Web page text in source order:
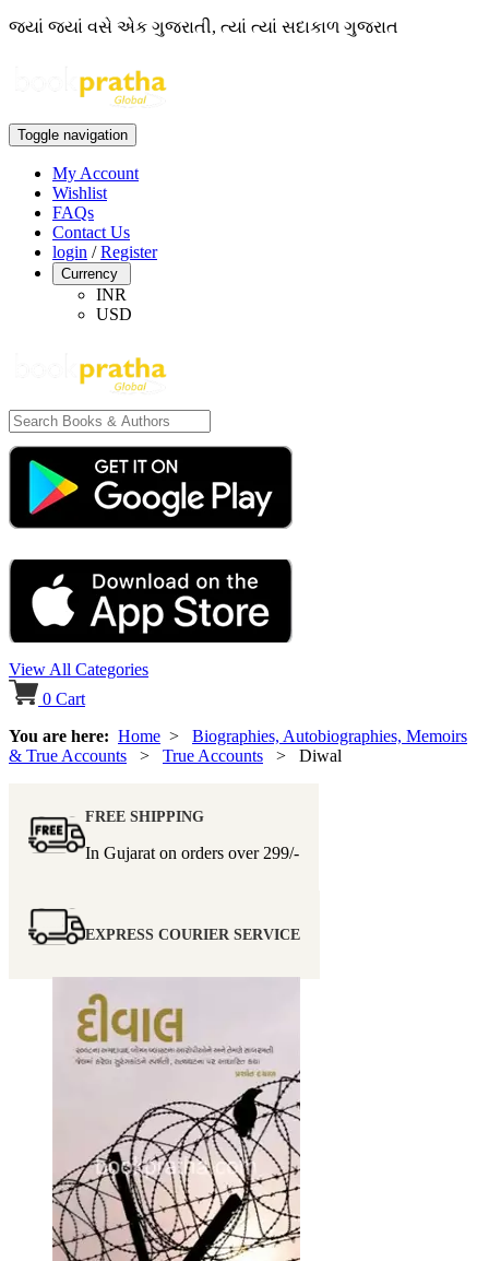
જ્યાં જ્યાં વસે એક ગુજરાતી, ત્યાં ત્યાં સદાકાળ ગુજરાત
Toggle navigation
My Account
Wishlist
FAQs
Contact Us
login /Register
Currency
INR
USD
View All Categories
0 Cart
You are here: Home > Biographies, Autobiographies, Memoirs
& True Accounts > True Accounts > Diwal
FREE SHIPPING
In Gujarat on orders over 299/-
EXPRESS COURIER SERVICE